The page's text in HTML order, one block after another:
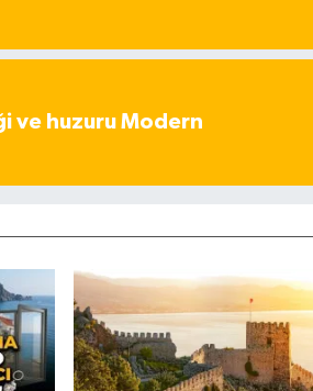
ve huzuru Modern